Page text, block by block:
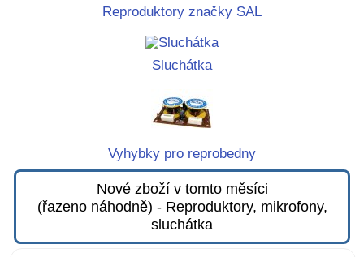
Reproduktory značky SAL
Sluchátka
Vyhybky pro reprobedny
Nové zboží v tomto měsíci
(řazeno náhodně) - Reproduktory, mikrofony,
sluchátka